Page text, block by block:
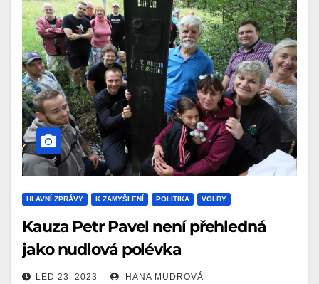
HLAVNÍ ZPRÁVY K ZAMYŠLENÍ POLITIKA VOLBY
Kauza Petr Pavel není přehledná
jako nudlová polévka
LED 23, 2023 HANA MUDROVÁ